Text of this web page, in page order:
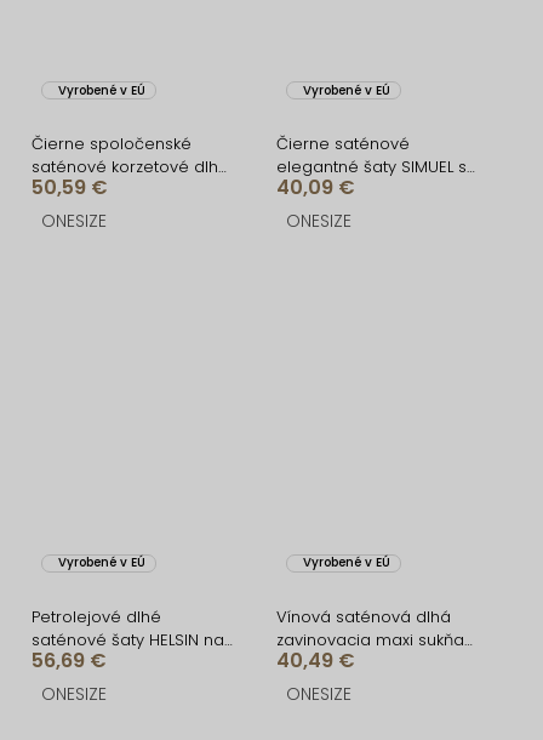
Vyrobené v EÚ
Čierne spoločenské
saténové korzetové dlhé
šaty ZONTIRE
50,59 €
ONESIZE
Vyrobené v EÚ
Čierne saténové
elegantné šaty SIMUEL so
šnurovaním
40,09 €
ONESIZE
Vyrobené v EÚ
Petrolejové dlhé
saténové šaty HELSIN na
ramienka
56,69 €
ONESIZE
Vyrobené v EÚ
Vínová saténová dlhá
zavinovacia maxi sukňa
DENISSE
40,49 €
ONESIZE